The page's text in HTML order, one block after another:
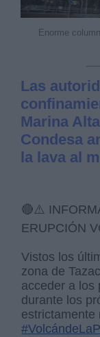
Enorme
Las
Marina
Condesa
la lava al
🔴⚠️
ERUPCIÓN
Vistos los
zona de
acceder a los
durante los
estrictamente